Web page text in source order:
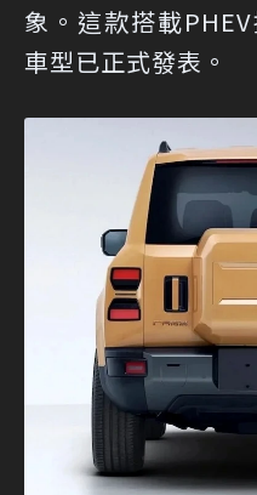
象。這款搭載
車型已正式發表。